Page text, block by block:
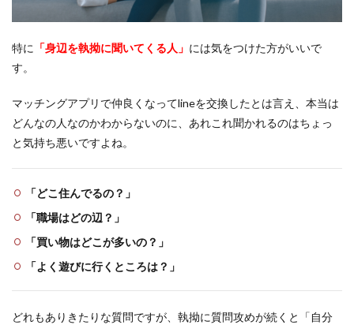
特に 「身辺を執拗に聞いてくる人」 には気をつけた方がいいで
す。
マッチングアプリで仲良くなってlineを交換したとは言え、本当は
どんなの人なのかわからないのに、あれこれ聞かれるのはちょっ
と気持ち悪いですよね。
「どこ住んでるの？」
「職場はどの辺？」
「買い物はどこが多いの？」
「よく遊びに行くところは？」
どれもありきたりな質問ですが、執拗に質問攻めが続くと「自分